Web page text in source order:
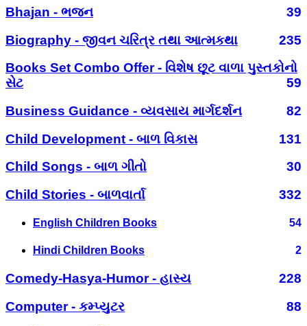
Bhajan - ભજન
39
Biography - જીવન ચરિત્ર તથા આત્મકથા
235
Books Set Combo Offer - વિશેષ છૂટ વાળા પુસ્તકોનો
સેટ
59
Business Guidance - વ્યવસાય માર્ગદર્શન
82
Child Development - બાળ વિકાસ
131
Child Songs - બાળ ગીતો
30
Child Stories - બાળવાર્તા
332
English Children Books 54
Hindi Children Books 2
Comedy-Hasya-Humor - હાસ્ય
228
Computer - કમ્પ્યુટર
88